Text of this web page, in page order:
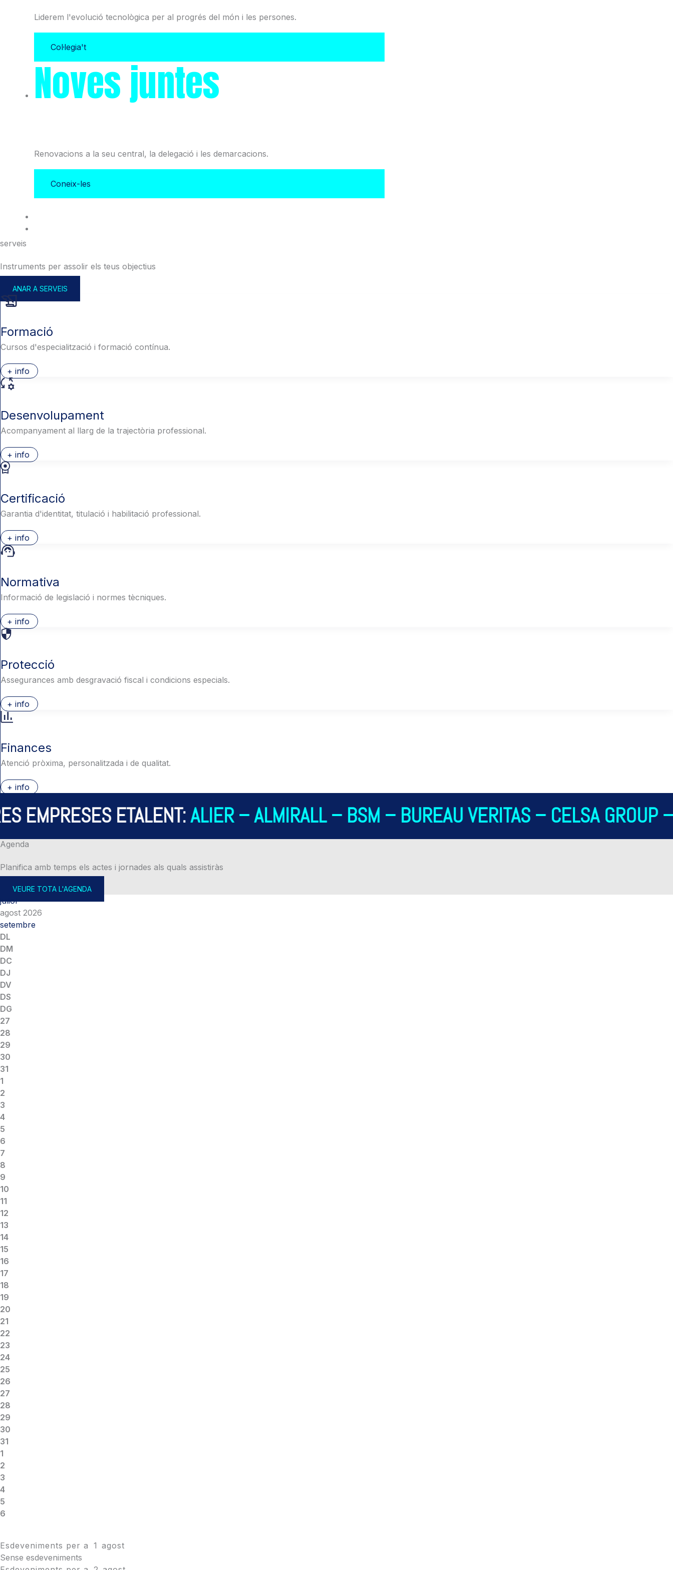
Liderem l'evolució tecnològica per al progrés del món i les persones.
Col·legia't
Noves juntes
Renovacions a la seu central, la delegació i les demarcacions.
Coneix-les
serveis
Instruments per assolir els teus objectius
ANAR A SERVEIS
Formació
Cursos d'especialització i formació contínua.
+ info
Desenvolupament
Acompanyament al llarg de la trajectòria professional.
+ info
Certificació
Garantia d'identitat, titulació i habilitació professional.
+ info
Normativa
Informació de legislació i normes tècniques.
+ info
Protecció
Assegurances amb desgravació fiscal i condicions especials.
+ info
Finances
Atenció pròxima, personalitzada i de qualitat.
+ info
EMPRESES ETALENT:ALIER – ALMIRALL – BSM – BUREAU VERITAS – CELSA GROUP
Agenda
Planifica amb temps els actes i jornades als quals assistiràs
VEURE TOTA L'AGENDA
juliol
agost 2026
setembre
DL
DM
DC
DJ
DV
DS
DG
27
28
29
30
31
1
2
3
4
5
6
7
8
9
10
11
12
13
14
15
16
17
18
19
20
21
22
23
24
25
26
27
28
29
30
31
1
2
3
4
5
6
Esdeveniments per a 1 agost
Sense esdeveniments